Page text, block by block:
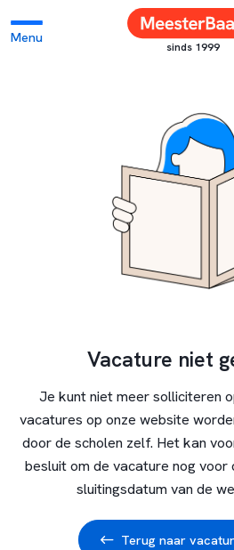
Menu
sinds 1999
Vacature niet
Je kunt niet meer solliciteren
vacatures op onze website
door de scholen zelf. Het kan
besluit om de vacature nog voor
sluitingsdatum van de
Terug naar